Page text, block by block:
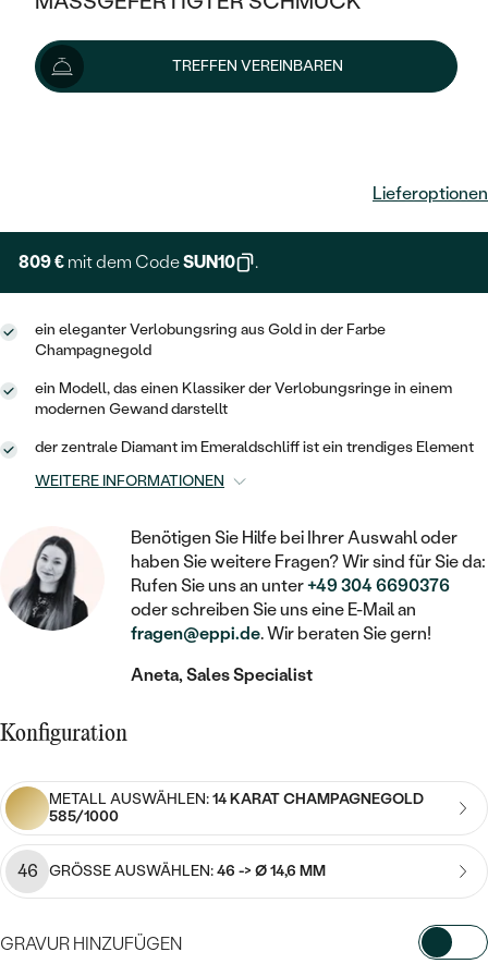
KLASSISCH
V-FORM
VINTAGE
AUSSERGEWÖHNLICHE
GEHÄMMERTE
VON HAND GRAVIERTE
MIT FÜLLUNG
IM SET
NACH PREIS
LUXURIÖSE
MIT MEHREREN DIAMANTEN
HALO
AUSSERGEWÖHNLICH
GESTALTE EINEN RING
WÄHLE EINEN RING
EINFASSEN
FARBIGE DIAMANTEN ZUM EINFASSEN
NACH EDELSTEIN
MIT DIAMANT
MIT MOISSANIT
MIT FARBIGEN DIAMANTEN
AUSVERKAUF
WENN SCHMUCK HILFT
RINGE
ARMBÄNDER
SCHMUCKSET
HERRENSCHMUCK
SCHMUCK FÜR KINDER
BROSCHEN
SCHMUCKZUBEHÖR
GOLD
SILBER
PLATIN
PLATIN
MINIMALISTISCHE
OHRHÄNGER
SOLITÄR
HERZ
PIERCINGS
NACH STEIN
MIT DIAMANT
MIT EDELSTEIN
PERLENOHRRINGE
NACH PREIS
PREISWERTE
LUXURIÖSE
GOLD
SILBER
SOLITÄR
PERSONALISIERT
MIT STERNZEICHEN
MINIMALISTISCH
KETTEN
HERZKETTEN
MIT TIEREN
NACH EDELSTEIN
MIT DIAMANT
MIT EDELSTEIN
PERLENKETTEN
AUSVERKAUF
PLATIN
NACH STYL
MEMOIRE
MINIMALISTISCHE
STATEMENT
SIEGELRINGE
PERSONALISIERT
NACH EDELSTEIN
PERLENRINGE
NACH PREIS
PREISWERTE
TREFFEN VEREINBAREN
Lieferoptionen
809 € mit dem CodeSUN10 .
ein eleganter Verlobungsring aus Gold in der Farbe
Champagnegold
ein Modell, das einen Klassiker der Verlobungsringe in einem
modernen Gewand darstellt
der zentrale Diamant im Emeraldschliff ist ein trendiges Element
WEITERE INFORMATIONEN
Benötigen Sie Hilfe bei Ihrer Auswahl oder
haben Sie weitere Fragen? Wir sind für Sie da:
Rufen Sie uns an unter+49 304 6690376
oder schreiben Sie uns eine E-Mail an
fragen@eppi.de. Wir beraten Sie gern!
Aneta, Sales Specialist
Konfiguration
METALL AUSWÄHLEN:14 KARAT CHAMPAGNEGOLD
585/1000
46 GRÖSSE AUSWÄHLEN:46 -> Ø 14,6 MM
GRAVUR HINZUFÜGEN